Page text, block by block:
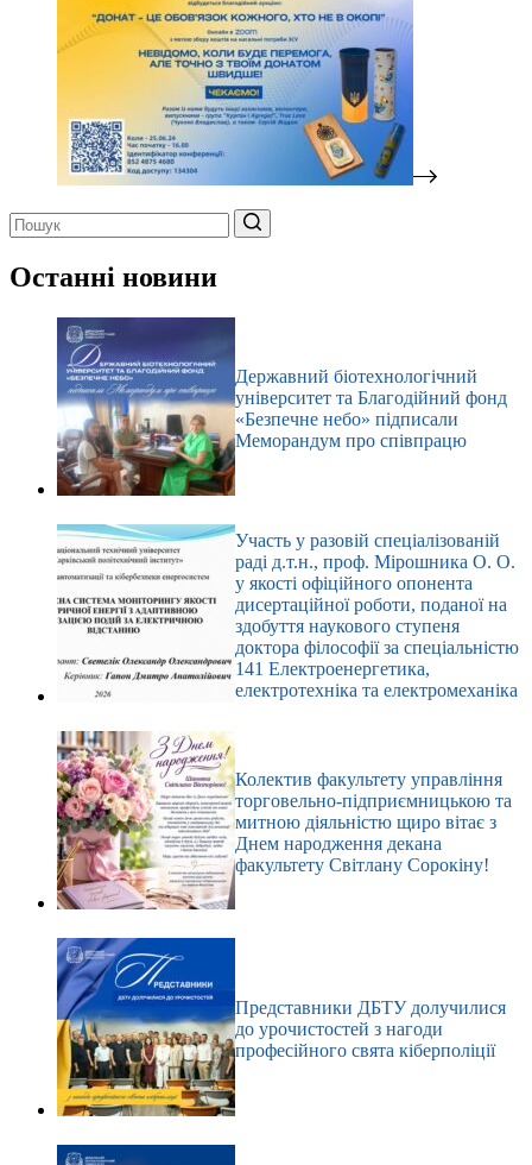
результатів
Останні новини
Державний біотехнологічний
університет та Благодійний фонд
«Безпечне небо» підписали
Меморандум про співпрацю
Участь у разовій спеціалізованій
раді д.т.н., проф. Мірошника О. О.
у якості офіційного опонента
дисертаційної роботи, поданої на
здобуття наукового ступеня
доктора філософії за спеціальністю
141 Електроенергетика,
електротехніка та електромеханіка
Колектив факультету управління
торговельно-підприємницькою та
митною діяльністю щиро вітає з
Днем народження декана
факультету Світлану Сорокіну!
Представники ДБТУ долучилися
до урочистостей з нагоди
професійного свята кіберполіції